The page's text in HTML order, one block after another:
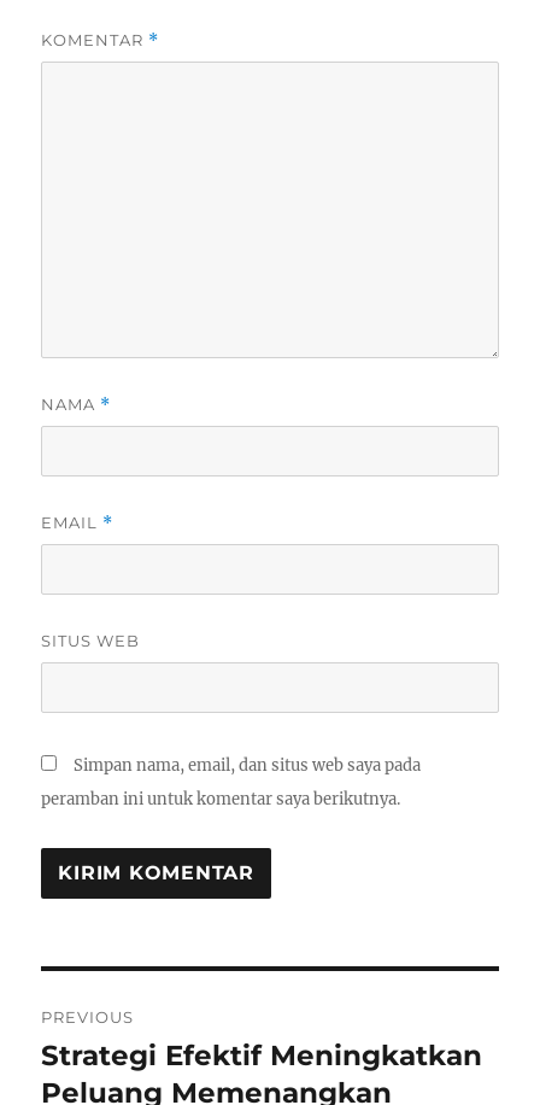
KOMENTAR *
NAMA *
EMAIL *
SITUS WEB
Simpan nama, email, dan situs web saya pada
peramban ini untuk komentar saya berikutnya.
pos
PREVIOUS
Previous
post:
Strategi Efektif Meningkatkan
Peluang Memenangkan